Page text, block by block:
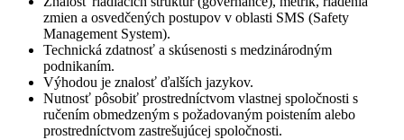
zmien a osvedčených postupov v oblasti SMS (Safety
Management System).
Technická zdatnosť a skúsenosti s medzinárodným
podnikaním.
Výhodou je znalosť ďalších jazykov.
Nutnosť pôsobiť prostredníctvom vlastnej spoločnosti s
ručením obmedzeným s požadovaným poistením alebo
prostredníctvom zastrešujúcej spoločnosti.